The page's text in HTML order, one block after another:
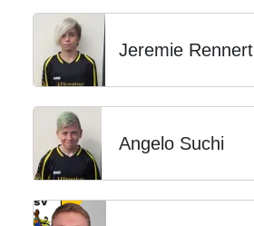
Jeremie Rennert
Angelo Suchi